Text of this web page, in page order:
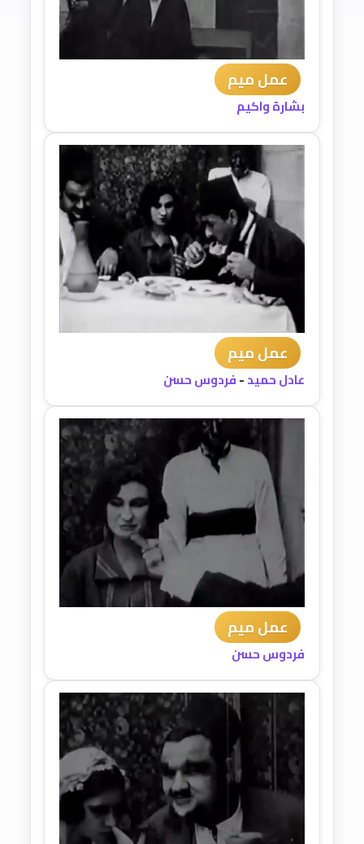
عمل ميم
بشارة واكيم
عمل ميم
عادل حميد-فردوس حسن
عمل ميم
فردوس حسن